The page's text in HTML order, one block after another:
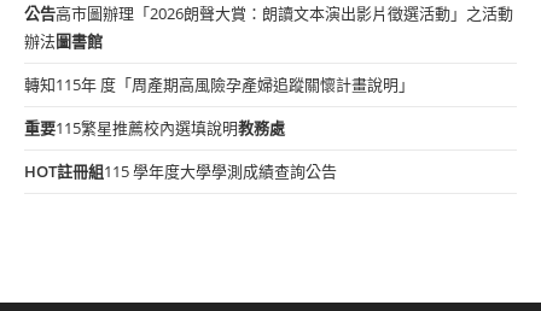
公告高市圖辦理「2026朗聲大賞：朗讀文本演出影片徵選活動」之活動
辦法圖書館
轉知115年 度「周產期高風險孕產婦追蹤關懷計畫說明」
重要115繁星推薦校內選填說明教務處
HOT註冊組115 學年度大學學測成績查詢公告